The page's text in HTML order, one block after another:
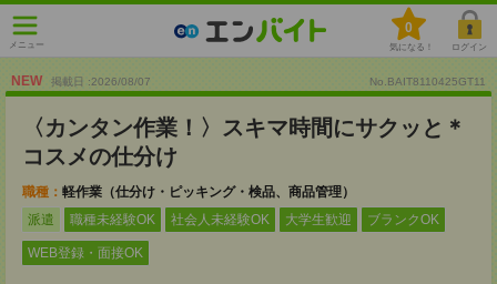
メニュー
0
気になる！ ログイン
NEW 掲載日 :2026/08/07 No.BAIT8110425GT11
〈カンタン作業！〉スキマ時間にサクッと＊
コスメの仕分け
職種： 軽作業（仕分け・ピッキング・検品、商品管理）
派遣
職種未経験OK 社会人未経験OK 大学生歓迎 ブランクOK
WEB登録・面接OK